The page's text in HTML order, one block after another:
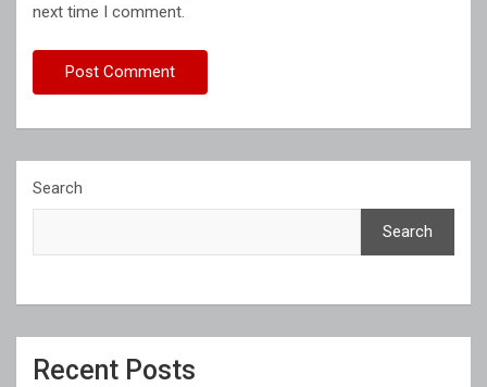
next time I comment.
Search
Search
Recent Posts